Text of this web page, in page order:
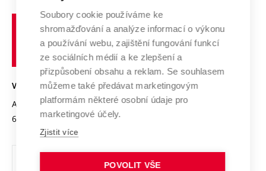
Výzkumné infrastruktury
Transfer znalostí
Open Science
Projekty
Projekty ze strukturálních fondů
Specifický výzkum
Spolupráce se školami
Služby univerzity
Mezinárodní dohody
Univerzitní sítě
Profil univerzity
Udržitelná univerzita
Podnikavá univerzita / ContriBUTe
Bezpečná univerzita
Vyznamenání
Organizační struktura
Ochrana osobních údajů
učení
technické
VYSOKÉ UČENÍ TECHNICKÉ V BRNĚ
Antonínská 548/1
602 00 Brno
www.vut.cz
vut@vutbr.cz
Soubory cookie používáme ke
shromažďování a analýze informací o výkonu
a používání webu, zajištění fungování funkcí
ze sociálních médií a ke zlepšení a
přizpůsobení obsahu a reklam. Se souhlasem
můžeme také předávat marketingovým
platformám některé osobní údaje pro
marketingové účely.
Zjistit více
POVOLIT VŠE